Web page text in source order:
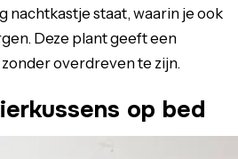
nachtkastje staat, waarin je ook
Deze plant geeft een
overdreven te zijn.
op bed